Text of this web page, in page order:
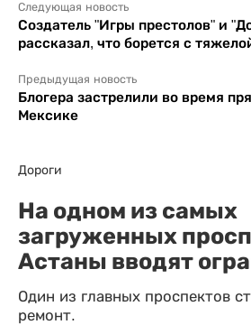
Следующая новость
Создатель "Игры престолов" и
рассказал, что борется с
Предыдущая новость
Блогера застрелили во время
Мексике
Дороги
На одном из самых
загруженных
Астаны вводят
Один из главных проспектов
ремонт.